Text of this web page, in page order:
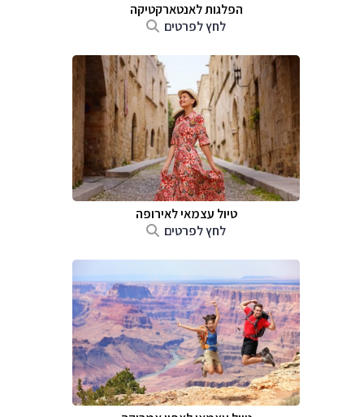
הפלגות לאנטארקטיקה
לחץ לפרטים
טיול עצמאי לאירופה
לחץ לפרטים